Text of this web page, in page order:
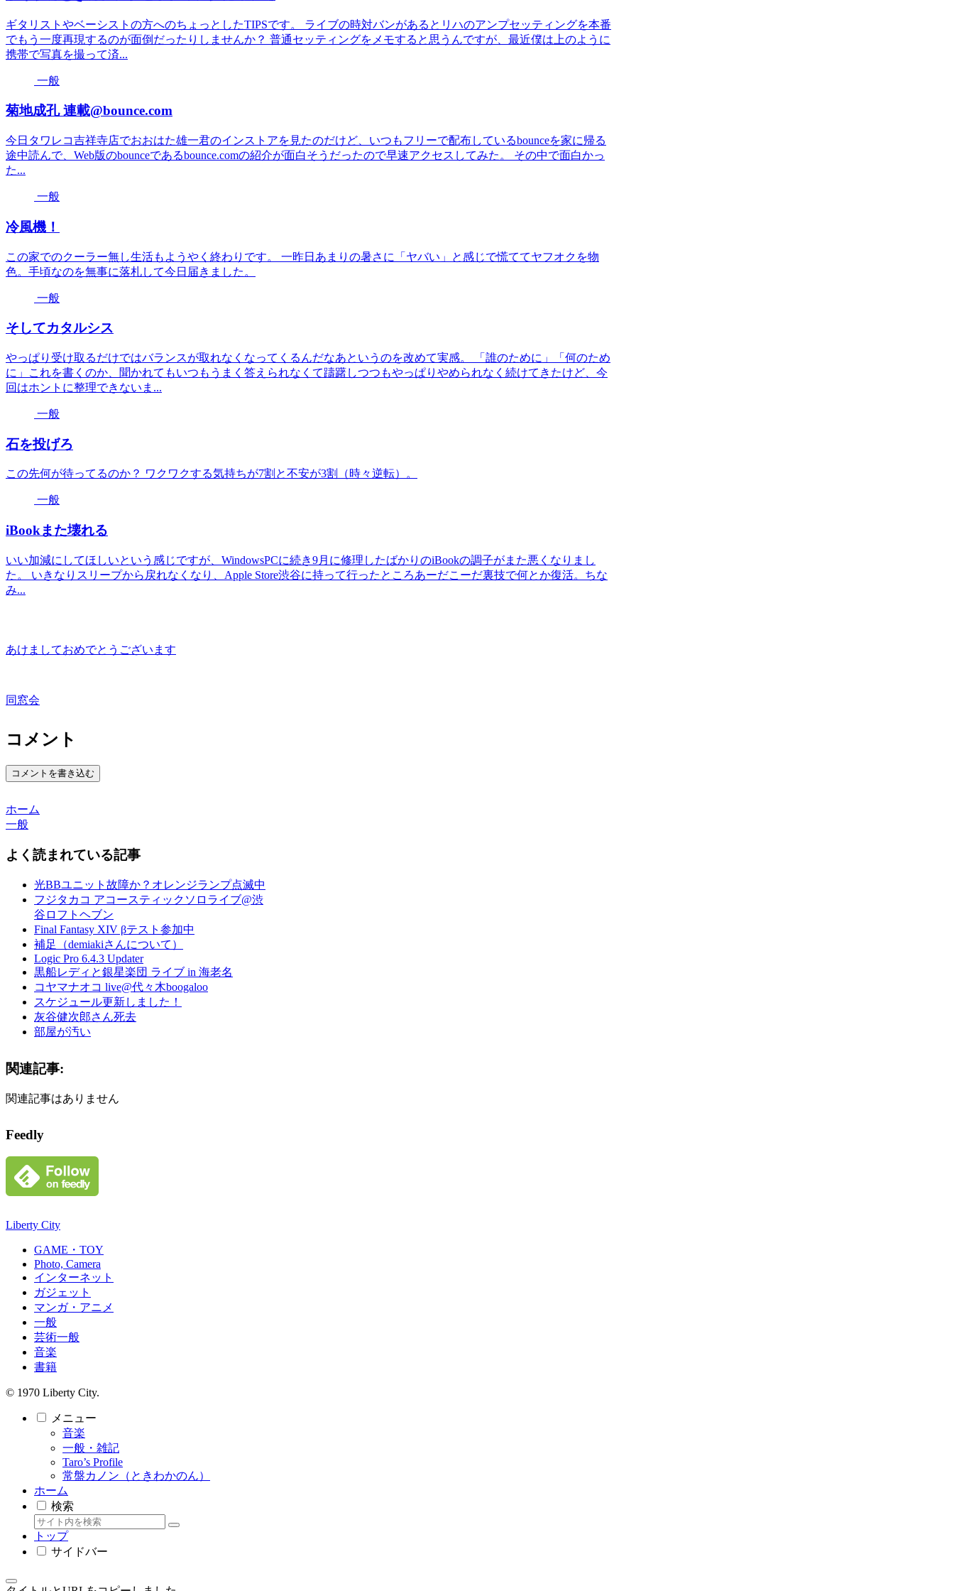
ギタリストやベーシストの方へのちょっとしたTIPSです。 ライブの時対バンがあるとリハのアンプセッティングを本番
でもう一度再現するのが面倒だったりしませんか？ 普通セッティングをメモすると思うんですが、最近僕は上のように
携帯で写真を撮って済...
一般
菊地成孔 連載@bounce.com
今日タワレコ吉祥寺店でおおはた雄一君のインストアを見たのだけど、いつもフリーで配布しているbounceを家に帰る
途中読んで、Web版のbounceであるbounce.comの紹介が面白そうだったので早速アクセスしてみた。 その中で面白かっ
た...
一般
冷風機！
この家でのクーラー無し生活もようやく終わりです。 一昨日あまりの暑さに「ヤバい」と感じで慌ててヤフオクを物
色。手頃なのを無事に落札して今日届きました。
一般
そしてカタルシス
やっぱり受け取るだけではバランスが取れなくなってくるんだなあというのを改めて実感。 「誰のために」「何のため
に」これを書くのか、聞かれてもいつもうまく答えられなくて躊躇しつつもやっぱりやめられなく続けてきたけど、今
回はホントに整理できないま...
一般
石を投げろ
この先何が待ってるのか？ ワクワクする気持ちが7割と不安が3割（時々逆転）。
一般
iBookまた壊れる
いい加減にしてほしいという感じですが、WindowsPCに続き9月に修理したばかりのiBookの調子がまた悪くなりまし
た。 いきなりスリープから戻れなくなり、Apple Store渋谷に持って行ったところあーだこーだ裏技で何とか復活。ちな
み...
あけましておめでとうございます
同窓会
コメント
コメントを書き込む
ホーム
一般
よく読まれている記事
光BBユニット故障か？オレンジランプ点滅中
フジタカコ アコースティックソロライブ@渋
谷ロフトヘブン
Final Fantasy XIV βテスト参加中
補足（demiakiさんについて）
Logic Pro 6.4.3 Updater
黒船レディと銀星楽団 ライブ in 海老名
コヤマナオコ live@代々木boogaloo
スケジュール更新しました！
灰谷健次郎さん死去
部屋が汚い
関連記事:
関連記事はありません
Feedly
Liberty City
GAME・TOY
Photo, Camera
インターネット
ガジェット
マンガ・アニメ
一般
芸術一般
音楽
書籍
© 1970 Liberty City.
メニュー
音楽
一般・雑記
Taro’s Profile
常盤カノン（ときわかのん）
ホーム
検索
トップ
サイドバー